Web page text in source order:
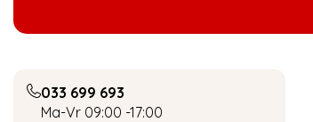
033 699 693
Ma-Vr 09:00 -17:00